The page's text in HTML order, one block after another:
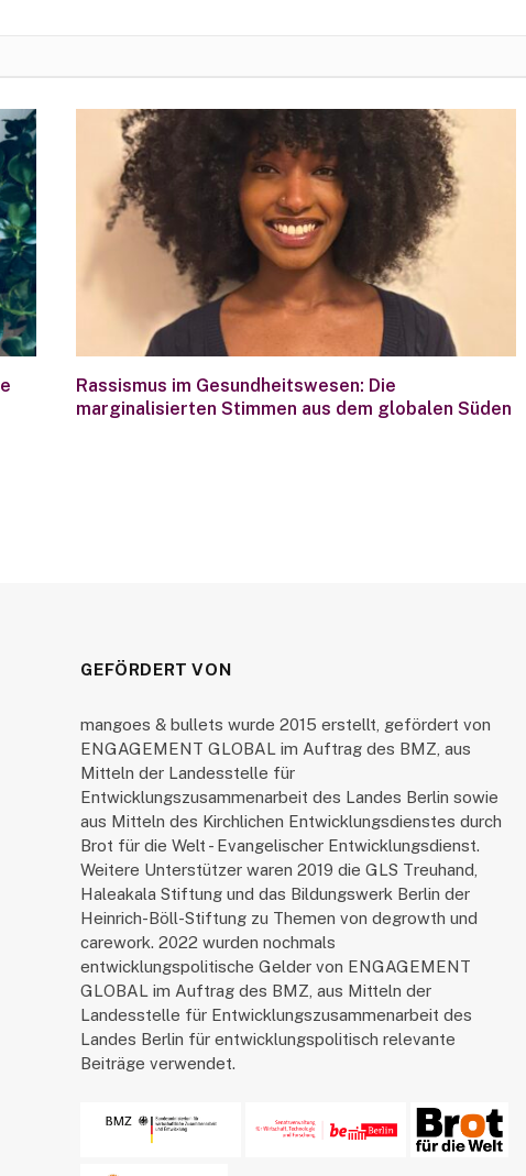
Rassismus im Gesundheitswesen: Die
marginalisierten Stimmen aus dem globalen Süden
GEFÖRDERT VON
mangoes & bullets wurde 2015 erstellt, gefördert von
ENGAGEMENT GLOBAL im Auftrag des BMZ, aus
Mitteln der Landesstelle für
Entwicklungszusammenarbeit des Landes Berlin sowie
aus Mitteln des Kirchlichen Entwicklungsdienstes durch
Brot für die Welt - Evangelischer Entwicklungsdienst.
Weitere Unterstützer waren 2019 die GLS Treuhand,
Haleakala Stiftung und das Bildungswerk Berlin der
Heinrich-Böll-Stiftung zu Themen von degrowth und
carework. 2022 wurden nochmals
entwicklungspolitische Gelder von ENGAGEMENT
GLOBAL im Auftrag des BMZ, aus Mitteln der
Landesstelle für Entwicklungszusammenarbeit des
Landes Berlin für entwicklungspolitisch relevante
Beiträge verwendet.